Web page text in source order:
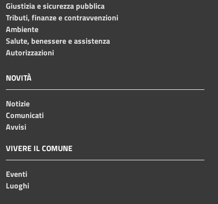
Giustizia e sicurezza pubblica
Tributi, finanze e contravvenzioni
Ambiente
Salute, benessere e assistenza
Autorizzazioni
NOVITÀ
Notizie
Comunicati
Avvisi
VIVERE IL COMUNE
Eventi
Luoghi